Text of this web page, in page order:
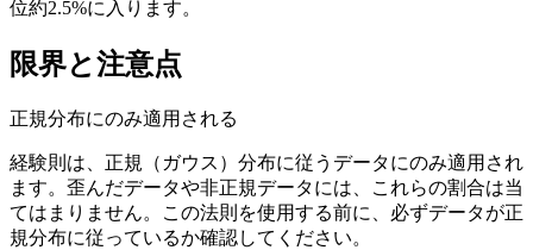
位約2.5%に入ります。
限界と注意点
正規分布にのみ適用される
経験則は、正規（ガウス）分布に従うデータにのみ適用され
ます。歪んだデータや非正規データには、これらの割合は当
てはまりません。この法則を使用する前に、必ずデータが正
規分布に従っているか確認してください。